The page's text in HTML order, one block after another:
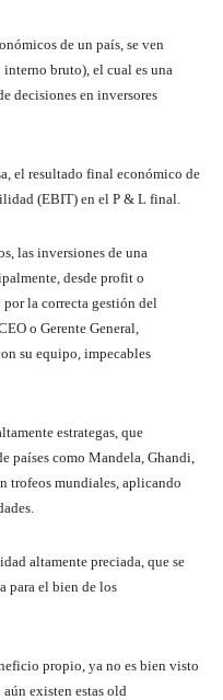
de un país, se ven
bruto), el cual es una
decisiones en inversores
el resultado final económico de
(EBIT) en el P & L final.
las inversiones de una
desde profit o
la correcta gestión del
o Gerente General,
su equipo, impecables
estrategas, que
países como Mandela, Ghandi,
trofeos mundiales, aplicando
altamente preciada, que se
para el bien de los
propio, ya no es bien visto
existen estas old